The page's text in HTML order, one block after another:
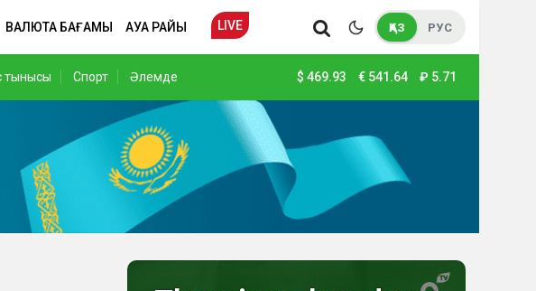
ВАЛЮТА БАҒАМЫ АУА РАЙЫ LIVE ҚАЗ РУС
тынысы Спорт Әлемде $ 469.93 € 541.64 ₽ 5.71